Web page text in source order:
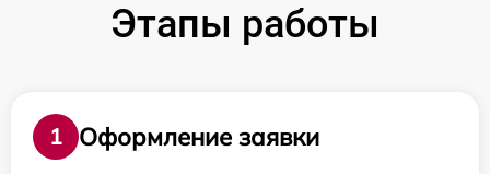
Этапы работы
1
Оформление заявки